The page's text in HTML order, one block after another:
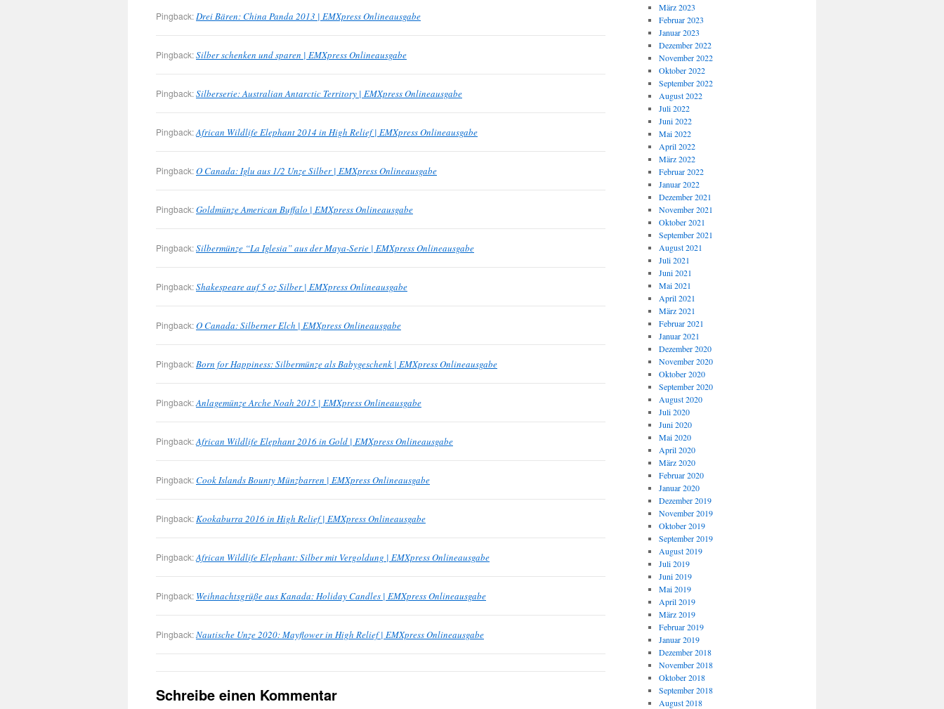
Pingback:Drei Bären: China Panda 2013 | EMXpress Onlineausgabe
Pingback:Silber schenken und sparen | EMXpress Onlineausgabe
Pingback:Silberserie: Australian Antarctic Territory | EMXpress Onlineausgabe
Pingback:African Wildlife Elephant 2014 in High Relief | EMXpress Onlineausgabe
Pingback:O Canada: Iglu aus 1/2 Unze Silber | EMXpress Onlineausgabe
Pingback:Goldmünze American Buffalo | EMXpress Onlineausgabe
Pingback:Silbermünze “La Iglesia” aus der Maya-Serie | EMXpress Onlineausgabe
Pingback:Shakespeare auf 5 oz Silber | EMXpress Onlineausgabe
Pingback:O Canada: Silberner Elch | EMXpress Onlineausgabe
Pingback:Born for Happiness: Silbermünze als Babygeschenk | EMXpress Onlineausgabe
Pingback:Anlagemünze Arche Noah 2015 | EMXpress Onlineausgabe
Pingback:African Wildlife Elephant 2016 in Gold | EMXpress Onlineausgabe
Pingback:Cook Islands Bounty Münzbarren | EMXpress Onlineausgabe
Pingback:Kookaburra 2016 in High Relief | EMXpress Onlineausgabe
Pingback:African Wildlife Elephant: Silber mit Vergoldung | EMXpress Onlineausgabe
Pingback: Weihnachtsgrüße aus Kanada: Holiday Candles | EMXpress Onlineausgabe
Pingback:Nautische Unze 2020: Mayflower in High Relief | EMXpress Onlineausgabe
Schreibe einen Kommentar
März 2023
Februar 2023
Januar 2023
Dezember 2022
November 2022
Oktober 2022
September 2022
August 2022
Juli 2022
Juni 2022
Mai 2022
April 2022
März 2022
Februar 2022
Januar 2022
Dezember 2021
November 2021
Oktober 2021
September 2021
August 2021
Juli 2021
Juni 2021
Mai 2021
April 2021
März 2021
Februar 2021
Januar 2021
Dezember 2020
November 2020
Oktober 2020
September 2020
August 2020
Juli 2020
Juni 2020
Mai 2020
April 2020
März 2020
Februar 2020
Januar 2020
Dezember 2019
November 2019
Oktober 2019
September 2019
August 2019
Juli 2019
Juni 2019
Mai 2019
April 2019
März 2019
Februar 2019
Januar 2019
Dezember 2018
November 2018
Oktober 2018
September 2018
August 2018